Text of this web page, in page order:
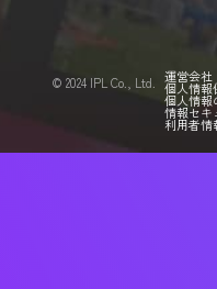
運営会社
個人情報
個人情報
情報セキ
利用者情
©️ 2024 IPL Co., Ltd.